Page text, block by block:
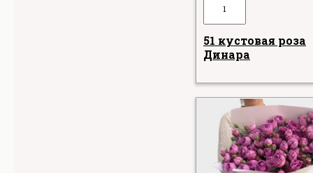
51 кустовая роза
Динара